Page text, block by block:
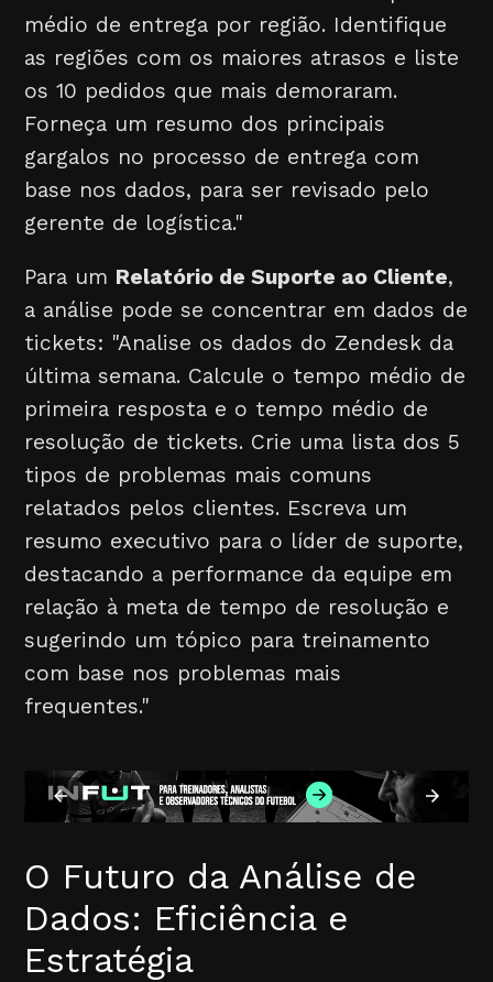
médio de entrega por região. Identifique
as regiões com os maiores atrasos e liste
os 10 pedidos que mais demoraram.
Forneça um resumo dos principais
gargalos no processo de entrega com
base nos dados, para ser revisado pelo
gerente de logística."
Para um Relatório de Suporte ao Cliente,
a análise pode se concentrar em dados de
tickets: "Analise os dados do Zendesk da
última semana. Calcule o tempo médio de
primeira resposta e o tempo médio de
resolução de tickets. Crie uma lista dos 5
tipos de problemas mais comuns
relatados pelos clientes. Escreva um
resumo executivo para o líder de suporte,
destacando a performance da equipe em
relação à meta de tempo de resolução e
sugerindo um tópico para treinamento
com base nos problemas mais
frequentes."
O Futuro da Análise de
Dados: Eficiência e
Estratégia